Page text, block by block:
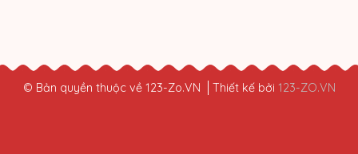
© Bản quyền thuộc về 123-Zo.VN Thiết kế bởi 123-ZO.VN